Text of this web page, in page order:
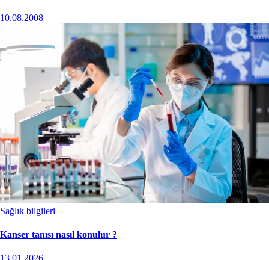
10.08.2008
Sağlık bilgileri
Kanser tanısı nasıl konulur ?